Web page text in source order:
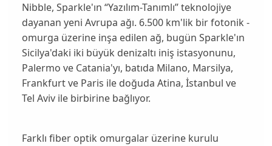
Nibble, Sparkle'ın “Yazılım-Tanımlı” teknolojiye
dayanan yeni Avrupa ağı. 6.500 km'lik bir fotonik -
omurga üzerine inşa edilen ağ, bugün Sparkle'ın
Sicilya'daki iki büyük denizaltı iniş istasyonunu,
Palermo ve Catania'yı, batıda Milano, Marsilya,
Frankfurt ve Paris ile doğuda Atina, İstanbul ve
Tel Aviv ile birbirine bağlıyor.
Farklı fiber optik omurgalar üzerine kurulu